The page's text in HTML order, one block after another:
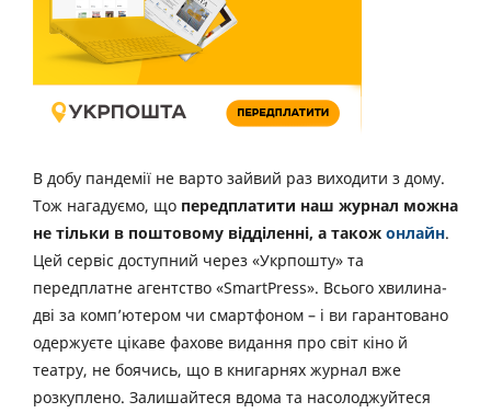
В добу пандемії не варто зайвий раз виходити з дому.
Тож нагадуємо, що передплатити наш журнал можна
не тільки в поштовому відділенні, а також онлайн.
Цей сервіс доступний через «Укрпошту» та
передплатне агентство «SmartPress». Всього хвилина-
дві за комп’ютером чи смартфоном – і ви гарантовано
одержуєте цікаве фахове видання про світ кіно й
театру, не боячись, що в книгарнях журнал вже
розкуплено. Залишайтеся вдома та насолоджуйтеся